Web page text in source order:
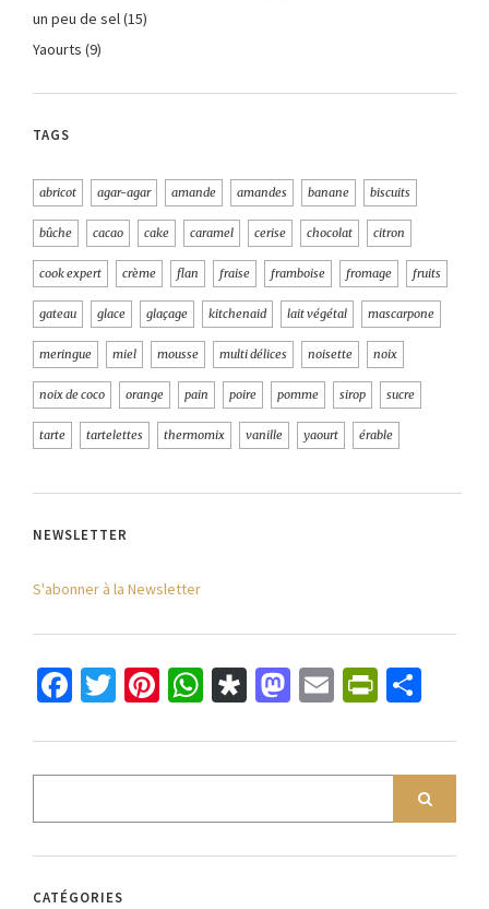
un peu de sel(15)
Yaourts (9)
TAGS
abricot agar-agar amande amandes banane biscuits
bûche cacao cake caramel cerise chocolat citron
cook expert crème flan fraise framboise fromage fruits
gateau glace glaçage kitchenaid lait végétal mascarpone
meringue miel mousse multi délices noisette noix
noix de coco orange pain poire pomme sirop sucre
tarte tartelettes thermomix vanille yaourt érable
NEWSLETTER
S'abonner à la Newsletter
Facebook
Twitter
Pinterest
WhatsApp
Diaspora
Mastodon
Email
CATÉGORIES